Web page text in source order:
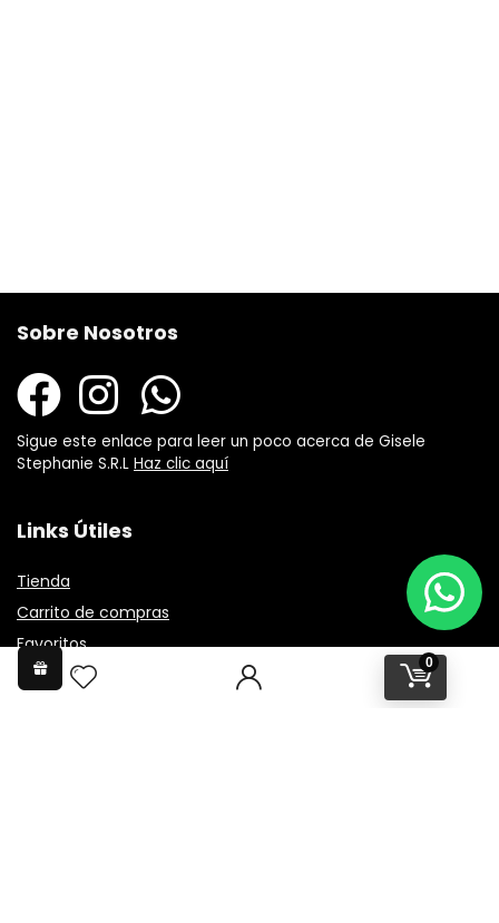
0
Sobre Nosotros
Sigue este enlace para leer un poco acerca de Gisele
Stephanie S.R.L Haz clic aquí
Links Útiles
Tienda
Carrito de compras
Favoritos
Preguntas Frecuentes